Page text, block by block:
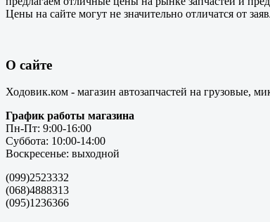
Цены на сайте могут не значительно отличатся от
О сайте
Ходовик.ком - магазин автозапчастей на грузовые,
График работы магазина
Пн-Пт: 9:00-16:00
Суббота: 10:00-14:00
Воскресенье: выходной
(099)2523332
(068)4888313
(095)1236366